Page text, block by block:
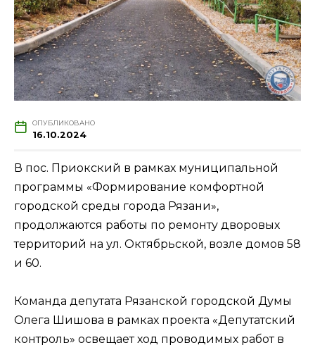
ОПУБЛИКОВАНО
16.10.2024
В пос. Приокский в рамках муниципальной
программы «Формирование комфортной
городской среды города Рязани»,
продолжаются работы по ремонту дворовых
территорий на ул. Октябрьской, возле домов 58
и 60.
Команда депутата Рязанской городской Думы
Олега Шишова в рамках проекта «Депутатский
контроль» освещает ход проводимых работ в